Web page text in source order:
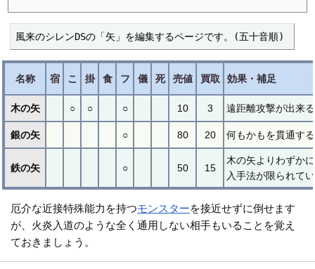
風来のシレンDSの「矢」を編集するページです。(五十音順)
名称 宿 こ 掛 食 フ 儀 死 売値 買取 効果・補足
木の矢 ○ ○ ○ 10 3 遠距離攻撃が出来
銀の矢 ○ 80 20 何もかもを貫通す
鉄の矢 ○ 50 15
木の矢よりわずか
入手法が限られて
厄介な近接特殊能力を持つモンスターを接近せずに倒せます
が、火炎入道のような全く通用しない相手もいることを覚え
ておきましょう。